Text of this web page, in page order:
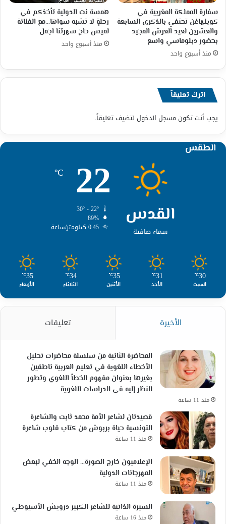
سفارة المملكة المغربية في
كوبنهاغن تحتفي بالذكرى السابعة
والعشرين لعيد العرش المجيد
بحضور دبلوماسي واسع
منذ أسبوع واحد
همسة نت الدولية تأخذكم في
رحلةٍ لا تشبه سواها…مع الفنانة
لميس حاج سهرتنا اجمل
منذ أسبوع واحد
اترك تعليقاً
يجب أنت تكونمسجل الدخول لتضيف تعليقاً.
الطقس
القدس
سماء صافية
22
℃
89%
0.45 كيلومتر/ساعة
30
℃
السبت
31
℃
الأحد
35
℃
الأثنين
34
℃
الثلاثاء
35
℃
الأربعاء
الأخيرة تعليقات
المحاضرة الثانية من سلسلة محاضرات تحليل
الأخطاء اللغوية في تعليم العربية ناطقين
بغيرها بعنوان مفهوم الخطأ اللغوي وتطور
النظر إليه في الدراسات اللغوية
منذ 11 ساعة
قصيدتان لشاعر الأمة محمد ثابت والشاعرة
التونسية حياة بربوش من كتاب قلوب شاعرة
منذ 11 ساعة
الإعلاميون خارج الصورة… الوجه الخفي لبعض
المهرجانات الدولية
منذ 11 ساعة
السيرة الذاتية للشاعر الكبير درويش الأسيوطي
منذ 16 ساعة